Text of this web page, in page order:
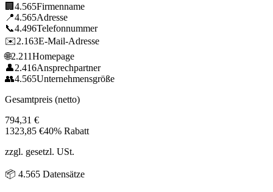
🏢 4.565Firmenname
📍4.565Adresse
📞4.496Telefonnummer
✉️2.163E-Mail-Adresse
🌐2.211Homepage
👤2.416Ansprechpartner
👥4.565Unternehmensgröße
Gesamtpreis (netto)
794,31 €
1323,85 €40% Rabatt
zzgl. gesetzl. USt.
📦 4.565 Datensätze